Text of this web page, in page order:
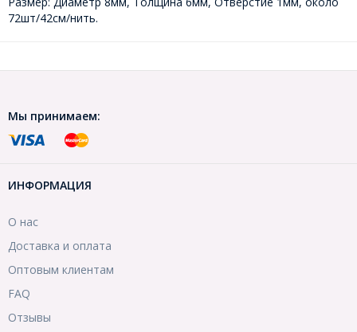
72шт/42см/нить.
Мы принимаем:
ИНФОРМАЦИЯ
О нас
Доставка и оплата
Оптовым клиентам
FAQ
Отзывы